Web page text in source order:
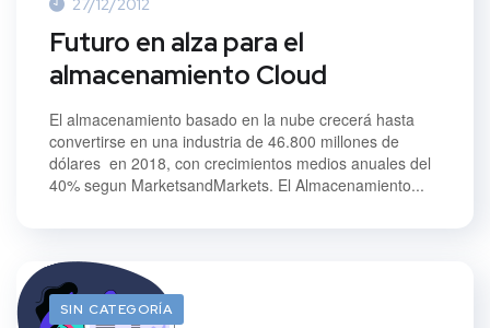
27/12/2012
Futuro en alza para el
almacenamiento Cloud
El almacenamiento basado en la nube crecerá hasta
convertirse en una industria de 46.800 millones de
dólares en 2018, con crecimientos medios anuales del
40% segun MarketsandMarkets. El Almacenamiento...
SIN CATEGORÍA